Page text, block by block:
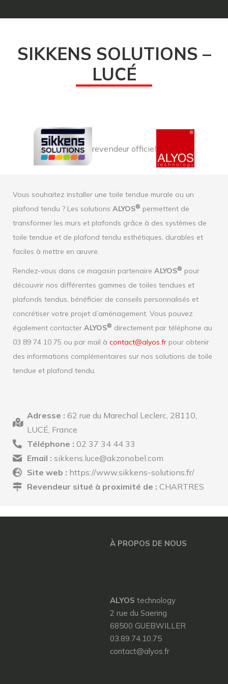
SIKKENS SOLUTIONS –
LUCÉ
revendeur officiel
Vous souhaitez installer une toile tendue murale ou un
plafond tendu ? Les solutions ALYOS® permettent de
transformer les murs et plafonds grâce à des systèmes de
toile tendue et de plafond tendu esthétiques, durables et
faciles à mettre en œuvre.
Rendez-vous dans ce magasin partenaire ALYOS® pour
découvrir nos différentes gammes de toiles tendues et
plafonds tendus, bénéficier de conseils personnalisés et
concrétiser votre projet d’aménagement. Vous pouvez
également contacter ALYOS® directement par téléphone au
03 89 74 10 75 ou par mail à contact@alyos.fr pour obtenir
des informations complémentaires sur nos solutions de toile
tendue et plafond tendu.
Adresse : 62 rue du Marechal Leclerc, 28110,
LUCÉ, France
Téléphone : 02 37 34 44 33
Email : sikkens.luce@akzonobel.com
Site web : https://www.sikkens-solutions.fr/
Revendeur situé à proximité de : CHARTRES
À PROPOS DE NOUS
ALYOS technology
2 rue du Saering
68500 GUEBWILLER
03.89.74.10.75
contact@alyos.fr